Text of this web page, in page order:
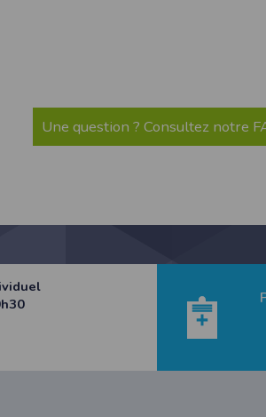
Une question ? Consultez notre
expérience sur notre site peut en être